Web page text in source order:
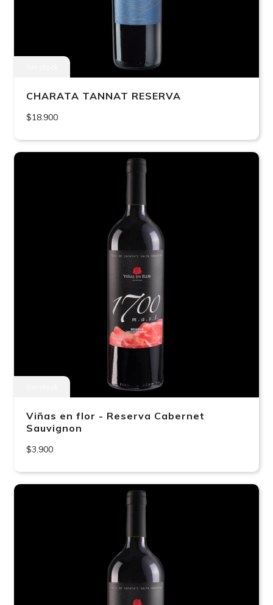
CHARATA TANNAT RESERVA
$18.900
Viñas en flor - Reserva Cabernet
Sauvignon
$3.900